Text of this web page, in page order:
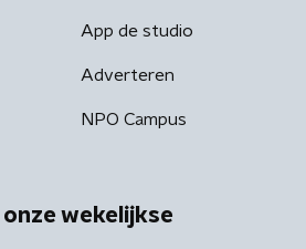
App de studio
Adverteren
NPO Campus
wekelijkse